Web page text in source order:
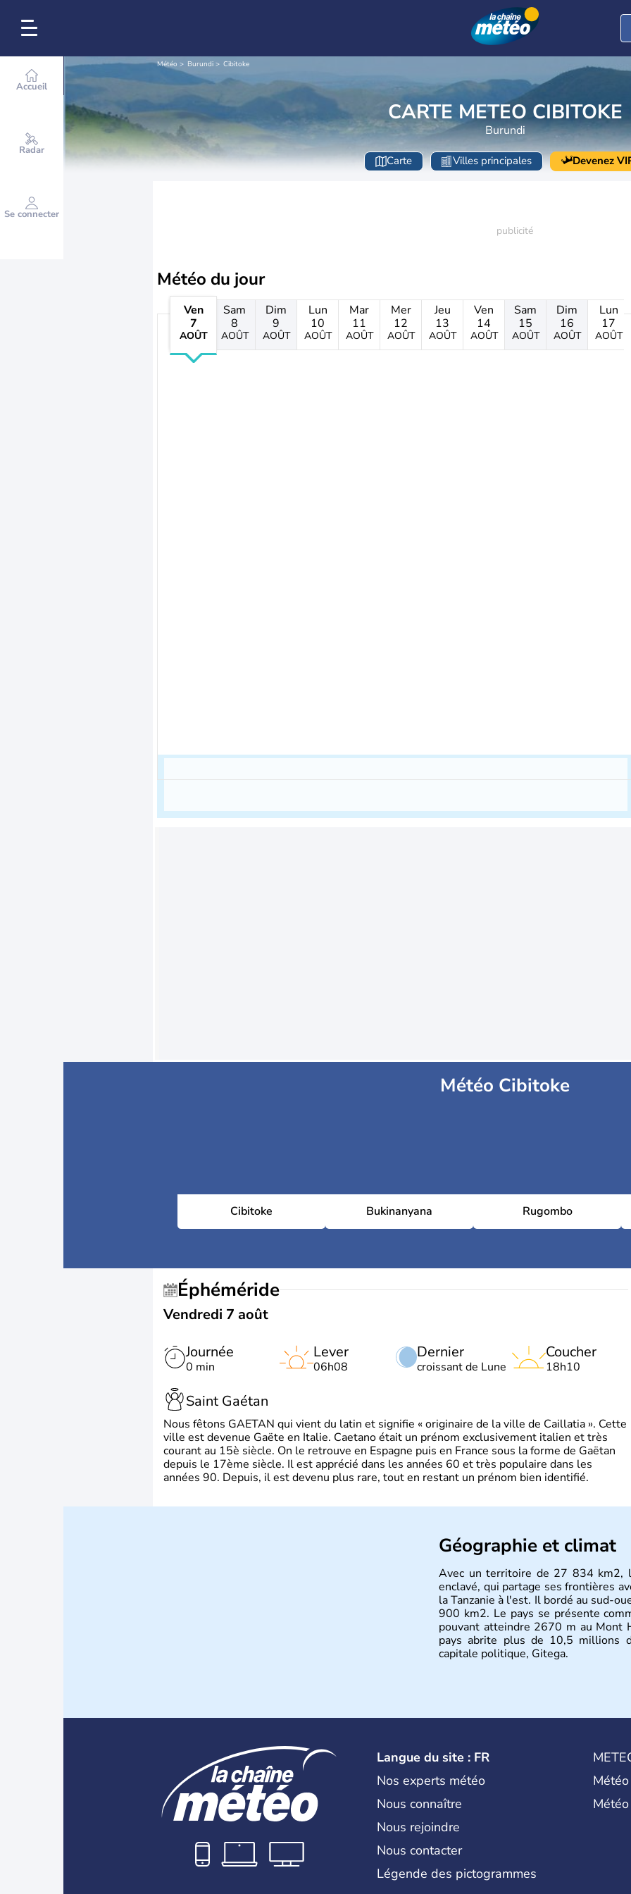
Accueil
Radar
Se connecter
Météo Burundi Cibitoke
CARTE METEO CIBITOKE
Burundi
Carte Villes principales Devenez
Météo du jour
Ven
7
AOÛT
Sam
8
AOÛT
Dim
9
AOÛT
Lun
10
AOÛT
Mar
11
AOÛT
Mer
12
AOÛT
Jeu
13
AOÛT
Ven
14
AOÛT
Sam
15
AOÛT
Dim
16
AOÛT
Lun
17
AOÛT
Météo Cibitoke
Cibitoke Bukinanyana Rugombo
Éphéméride
Vendredi 7 août
Journée
0 min
Dernier
croissant de Lune
Lever
06h08
Coucher
18h10
Saint Gaétan
Nous fêtons GAETAN qui vient du latin et signifie « originaire de la ville de Caillatia ». Cette
ville est devenue Gaëte en Italie. Caetano était un prénom exclusivement italien et très
courant au 15è siècle. On le retrouve en Espagne puis en France sous la forme de Gaëtan
depuis le 17ème siècle. Il est apprécié dans les années 60 et très populaire dans les
années 90. Depuis, il est devenu plus rare, tout en restant un prénom bien identifié.
Géographie et climat
Avec un territoire de 27 834 km2,
enclavé, qui partage ses frontières
la Tanzanie à l'est. Il bordé au sud-
900 km2. Le pays se présente
pouvant atteindre 2670 m au Mont
pays abrite plus de 10,5 millions
capitale politique, Gitega.
Langue du site : FR
Nos experts météo
Nous connaître
Nous rejoindre
Nous contacter
Légende des pictogrammes